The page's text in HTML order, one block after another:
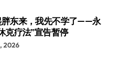
胖东来，我先不学了——永
克疗法”宣告暂停
2026